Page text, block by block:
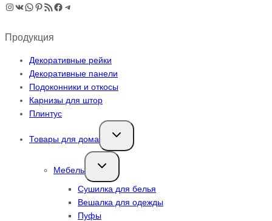
Instagram
ВКонтакте
WhatsApp
Pinterest
RSS-рассылка
Facebook
Telegram
Продукция
Декоративные рейки
Декоративные панели
Подоконники и откосы
Карнизы для штор
Плинтус
Товары для дома
Переключить
дочернее
Мебель
Переключить
дочернее
Сушилка для белья
Вешалка для одежды
Пуфы